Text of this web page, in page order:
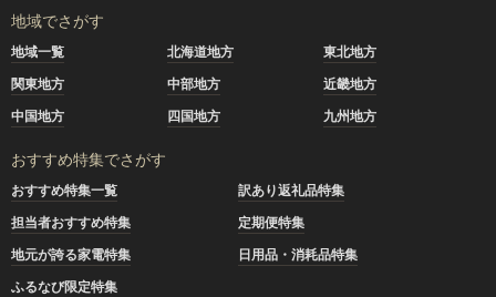
地域でさがす
地域一覧 北海道地方
東北地方
関東地方
中部地方
近畿地方
中国地方
四国地方 九州地方
おすすめ特集でさがす
おすすめ特集一覧
訳あり返礼品特集
担当者おすすめ特集
定期便特集
地元が誇る家電特集
日用品・消耗品特集
ふるなび限定特集